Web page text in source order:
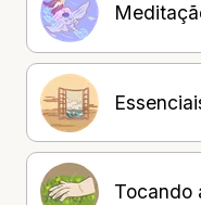
Tocando